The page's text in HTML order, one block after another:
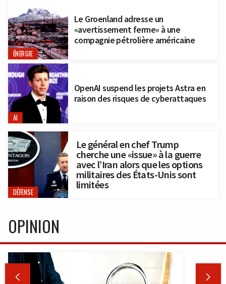
ÉNERGIE
Le Groenland adresse un
«avertissement ferme» à une
compagnie pétrolière américaine
AI
OpenAI suspend les projets Astra en
raison des risques de cyberattaques
DÉFENSE
Le général en chef Trump
cherche une «issue» à la guerre
avec l’Iran alors que les options
militaires des États-Unis sont
limitées
OPINION
 